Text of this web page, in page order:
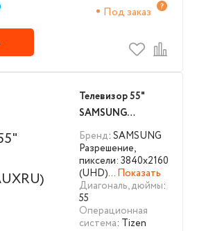
Под заказ
Телевизор 55"
SAMSUNG
(QE55LS03FAUXRU)
Бренд: SAMSUNG
Разрешение,
пиксели: 3840х2160
(UHD)… Показать
Диагональ, дюймы:
55
Операционная
система: Tizen